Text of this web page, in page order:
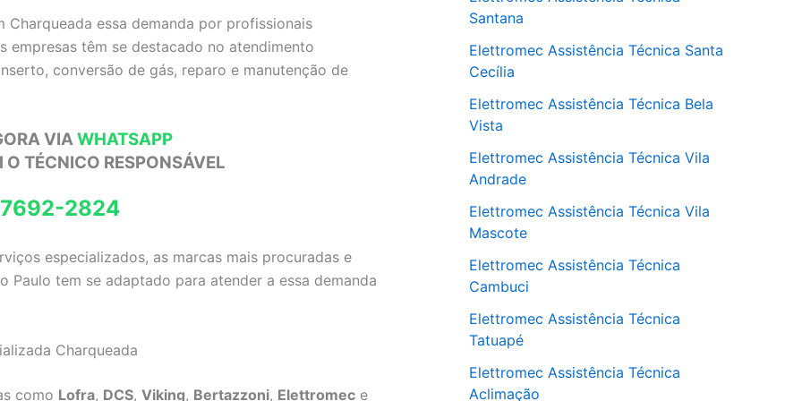
essa demanda por profissionais
têm se destacado no atendimento
conversão de gás, reparo e manutenção de
VIAWHATSAPP
O TÉCNICO RESPONSÁVEL
2824
especializados, as marcas mais procuradas e
Paulo tem se adaptado para atender a essa demanda
Charqueada
como Lofra, DCS, Viking, Bertazzoni, Elettromec e
Santana
Elettromec Assistência Técnica Santa
Cecília
Elettromec Assistência Técnica Bela
Vista
Elettromec Assistência Técnica Vila
Andrade
Elettromec Assistência Técnica Vila
Mascote
Elettromec Assistência Técnica
Cambuci
Elettromec Assistência Técnica
Tatuapé
Elettromec Assistência Técnica
Aclimação